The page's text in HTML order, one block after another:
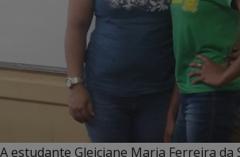
A estudante Gleiciane Maria Ferreira da